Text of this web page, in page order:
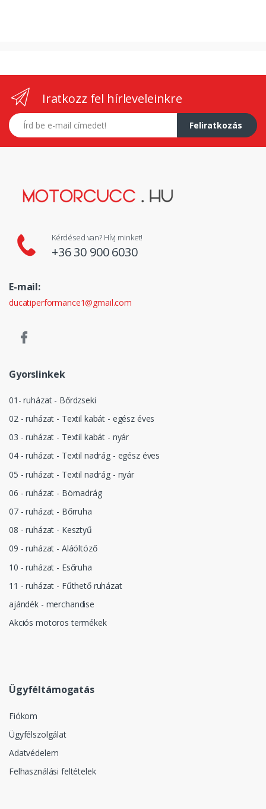
Iratkozz fel hírleveleinkre
E-mail címed
Feliratkozás
Kérdésed van? Hívj minket!
+36 30 900 6030
E-mail:
ducatiperformance1@gmail.com
Gyorslinkek
01- ruházat - Bőrdzseki
02 - ruházat - Textil kabát - egész éves
03 - ruházat - Textil kabát - nyár
04 - ruházat - Textil nadrág - egész éves
05 - ruházat - Textil nadrág - nyár
06 - ruházat - Börnadrág
07 - ruházat - Bőrruha
08 - ruházat - Kesztyű
09 - ruházat - Aláöltöző
10 - ruházat - Esőruha
11 - ruházat - Fűthető ruházat
ajándék - merchandise
Akciós motoros termékek
Ügyféltámogatás
Fiókom
Ügyfélszolgálat
Adatvédelem
Felhasználási feltételek